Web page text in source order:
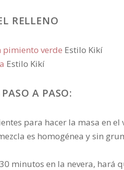
RELLENO
verde Estilo Kikí
Estilo Kikí
A PASO:
para hacer la masa en
es homogénea y sin
minutos en la nevera, hará